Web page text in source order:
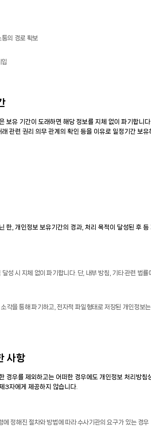
의 경로 확보
보유 기간이 도래하면 해당 정보를 지체 없이 파기합니
관련 권리 의무 관계의 확인 등을 이유로 일정기간 보
한, 개인정보 보유기간의 경과, 처리 목적이 달성된 후
성 시 지체 없이 파기합니다. 단, 내부 방침, 기타 관련 법
각을 통해 파기하고, 전자적 파일형태로 저장된 개인정보
사항
경우를 제외하고는 어떠한 경우에도 개인정보 처리방침
3자에게 제공하지 않습니다.
정해진 절차와 방법에 따라 수사기관의 요구가 있는 경우